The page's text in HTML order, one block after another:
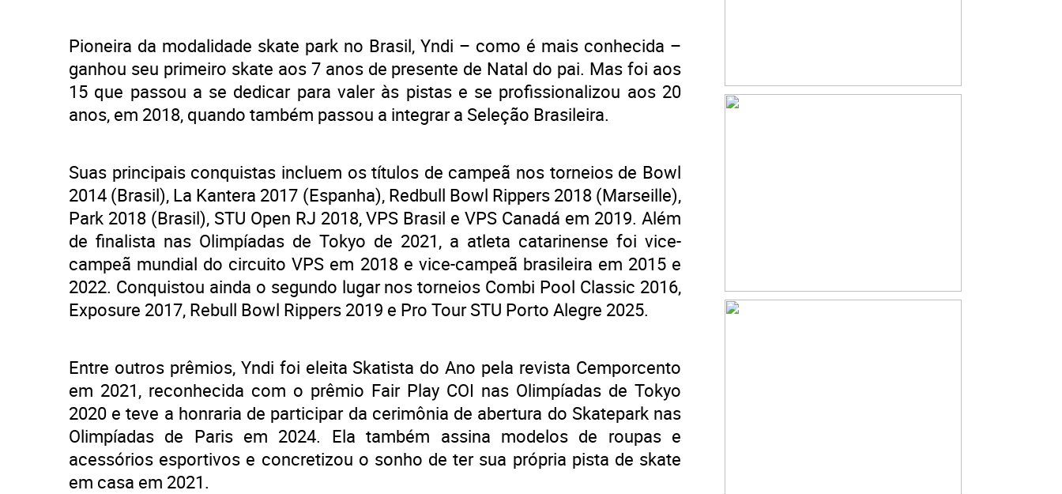
Pioneira da modalidade skate park no Brasil, Yndi – como é mais conhecida –
ganhou seu primeiro skate aos 7 anos de presente de Natal do pai. Mas foi aos
15 que passou a se dedicar para valer às pistas e se profissionalizou aos 20
anos, em 2018, quando também passou a integrar a Seleção Brasileira.
Suas principais conquistas incluem os títulos de campeã nos torneios de Bowl
2014 (Brasil), La Kantera 2017 (Espanha), Redbull Bowl Rippers 2018 (Marseille),
Park 2018 (Brasil), STU Open RJ 2018, VPS Brasil e VPS Canadá em 2019.⁠ Além
de finalista nas Olimpíadas de Tokyo de 2021, a atleta catarinense foi vice-
campeã mundial do circuito VPS em 2018 e vice-campeã brasileira em 2015 e
2022. Conquistou ainda o segundo lugar nos torneios Combi Pool Classic 2016,
Exposure 2017, Rebull Bowl Rippers 2019 e Pro Tour STU Porto Alegre 2025.
Entre outros prêmios, Yndi foi eleita ⁠Skatista do Ano pela revista Cemporcento
em 2021, reconhecida com o prêmio Fair Play COI nas Olimpíadas de Tokyo
2020 e teve a honraria de participar da cerimônia de abertura do Skatepark nas
Olimpíadas de Paris em 2024. Ela também assina modelos de roupas e
acessórios esportivos e concretizou o sonho de ter sua própria pista de skate
em casa em 2021.